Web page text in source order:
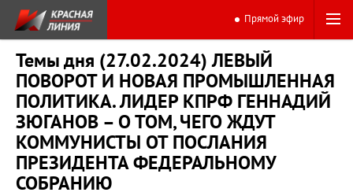
Прямой эфир
Темы дня (27.02.2024) ЛЕВЫЙ
ПОВОРОТ И НОВАЯ ПРОМЫШЛЕННАЯ
ПОЛИТИКА. ЛИДЕР КПРФ ГЕННАДИЙ
ЗЮГАНОВ – О ТОМ, ЧЕГО ЖДУТ
КОММУНИСТЫ ОТ ПОСЛАНИЯ
ПРЕЗИДЕНТА ФЕДЕРАЛЬНОМУ
СОБРАНИЮ